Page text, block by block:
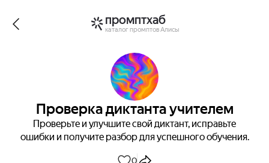
промптхаб
каталог промптов Алисы
Проверка диктанта учителем
Проверьте и улучшите свой диктант, исправьте
ошибки и получите разбор для успешного обучения.
0